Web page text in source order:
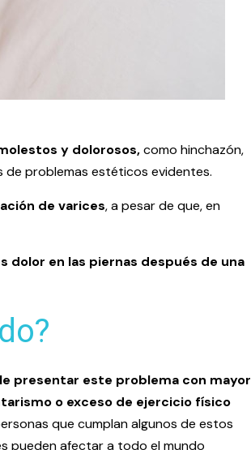
y dolorosos,como hinchazón,
de problemas estéticos evidentes.
de varices, a pesar de que, en
dolor en las piernas después de una
presentar este problema con mayor
o exceso de ejercicio físico
que cumplan algunos de estos
pueden afectar a todo el mundo